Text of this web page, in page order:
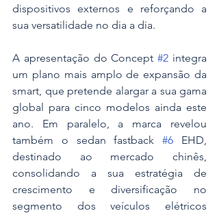
dispositivos externos e reforçando a
sua versatilidade no dia a dia.
A apresentação do Concept #2 integra
um plano mais amplo de expansão da
smart, que pretende alargar a sua gama
global para cinco modelos ainda este
ano. Em paralelo, a marca revelou
também o sedan fastback #6 EHD,
destinado ao mercado chinês,
consolidando a sua estratégia de
crescimento e diversificação no
segmento dos veículos elétricos